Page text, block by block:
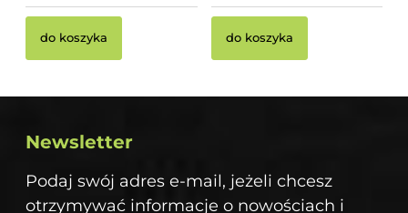
do koszyka do koszyka
Newsletter
Podaj swój adres e-mail, jeżeli chcesz
otrzymywać informacje o nowościach i